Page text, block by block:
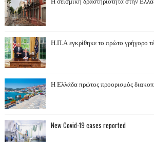
Η.Π.Α εγκρίθηκε το πρώτο γρήγορο
Η Ελλάδα πρώτος προορισμός
New Covid-19 cases reported